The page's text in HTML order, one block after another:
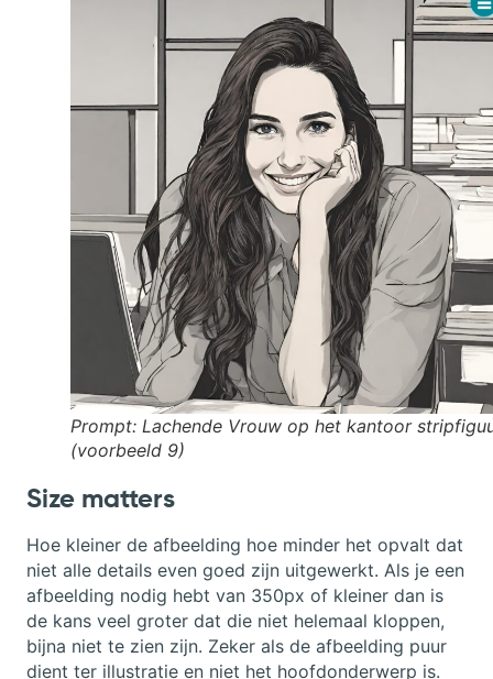
Prompt: Lachende Vrouw op het kantoor
(voorbeeld 9)
Size matters
Hoe kleiner de afbeelding hoe minder het opvalt dat
niet alle details even goed zijn uitgewerkt. Als je een
afbeelding nodig hebt van 350px of kleiner dan is
de kans veel groter dat die niet helemaal kloppen,
bijna niet te zien zijn. Zeker als de afbeelding puur
dient ter illustratie en niet het hoofdonderwerp is.